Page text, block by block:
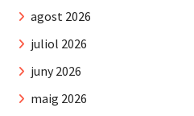
agost 2026
juliol 2026
juny 2026
maig 2026